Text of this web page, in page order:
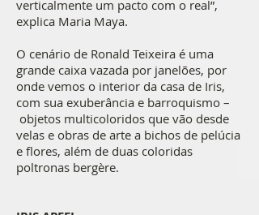
verticalmente um pacto com o real”,
explica Maria Maya.
O cenário de Ronald Teixeira é uma
grande caixa vazada por janelões, por
onde vemos o interior da casa de Iris,
com sua exuberância e barroquismo –
objetos multicoloridos que vão desde
velas e obras de arte a bichos de pelúcia
e flores, além de duas coloridas
poltronas bergère.